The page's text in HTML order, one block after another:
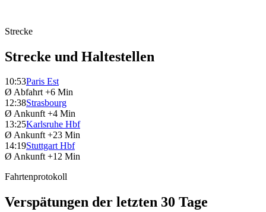
Strecke
Strecke und Haltestellen
10:53Paris Est
Ø Abfahrt +6 Min
12:38Strasbourg
Ø Ankunft +4 Min
13:25Karlsruhe Hbf
Ø Ankunft +23 Min
14:19Stuttgart Hbf
Ø Ankunft +12 Min
Fahrtenprotokoll
Verspätungen der letzten 30 Tage